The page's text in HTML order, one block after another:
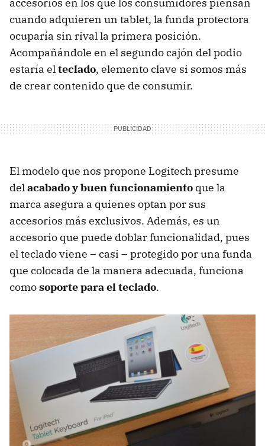
cuando adquieren un tablet, la funda protectora
ocuparía sin rival la primera posición.
Acompañándole en el segundo cajón del podio
estaría elteclado, elemento clave si somos más
de crear contenido que de consumir.
El modelo que nos propone Logitech presume
delacabado y buen funcionamiento que la
marca asegura a quienes optan por sus
accesorios más exclusivos. Además, es un
accesorio que puede doblar funcionalidad, pues
el teclado viene – casi – protegido por una funda
que colocada de la manera adecuada, funciona
comosoporte para el teclado.